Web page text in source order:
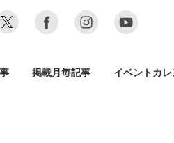
掲載月毎記事 イベントカ